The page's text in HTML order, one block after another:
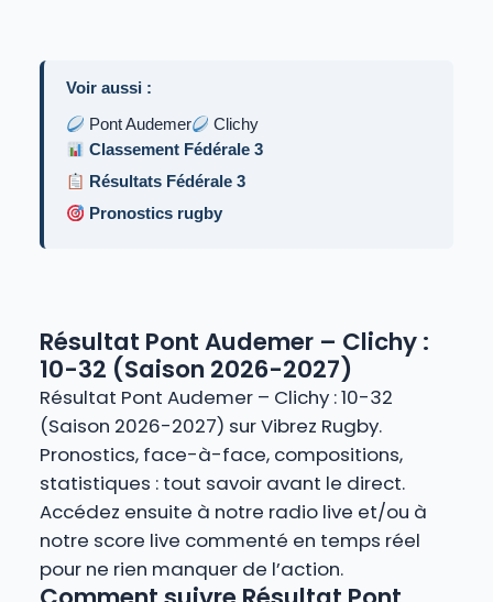
Voir aussi :
Pont Audemer
Clichy
Classement Fédérale 3
Résultats Fédérale 3
Pronostics rugby
Résultat Pont Audemer – Clichy :
10-32 (Saison 2026-2027)
Résultat Pont Audemer – Clichy : 10-32
(Saison 2026-2027) sur Vibrez Rugby.
Pronostics, face-à-face, compositions,
statistiques : tout savoir avant le direct.
Accédez ensuite à notre radio live et/ou à
notre score live commenté en temps réel
pour ne rien manquer de l’action.